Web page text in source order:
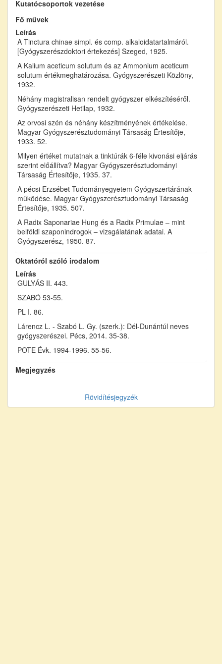
Kutatócsoportok vezetése
Fő művek
Leírás
A Tinctura chinae simpl. és comp. alkaloidatartalmáról.
[Gyógyszerészdoktori értekezés] Szeged, 1925.
A Kalium aceticum solutum és az Ammonium aceticum
solutum értékmeghatározása. Gyógyszerészeti Közlöny,
1932.
Néhány magistralisan rendelt gyógyszer elkészítéséről.
Gyógyszerészeti Hetilap, 1932.
Az orvosi szén és néhány készítményének értékelése.
Magyar Gyógyszerésztudományi Társaság Értesítője,
1933. 52.
Milyen értéket mutatnak a tinktúrák 6-féle kivonási eljárás
szerint előállítva? Magyar Gyógyszerésztudományi
Társaság Értesítője, 1935. 37.
A pécsi Erzsébet Tudományegyetem Gyógyszertárának
működése. Magyar Gyógyszerésztudományi Társaság
Értesítője, 1935. 507.
A Radix Saponariae Hung és a Radix Primulae – mint
belföldi szaponindrogok – vizsgálatának adatai. A
Gyógyszerész, 1950. 87.
Oktatóról szóló irodalom
Leírás
GULYÁS II. 443.
SZABÓ 53-55.
PL I. 86.
Lárencz L. - Szabó L. Gy. (szerk.): Dél-Dunántúl neves
gyógyszerészei. Pécs, 2014. 35-38.
POTE Évk. 1994-1996. 55-56.
Megjegyzés
Rövidítésjegyzék